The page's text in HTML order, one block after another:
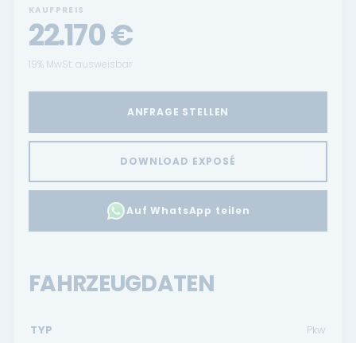
KONTAKT
KAUFPREIS
22.170€
19% MwSt. ausweisbar
ANFRAGE STELLEN
DOWNLOAD EXPOSÉ
Auf WhatsApp teilen
FAHRZEUGDATEN
TYP Pkw